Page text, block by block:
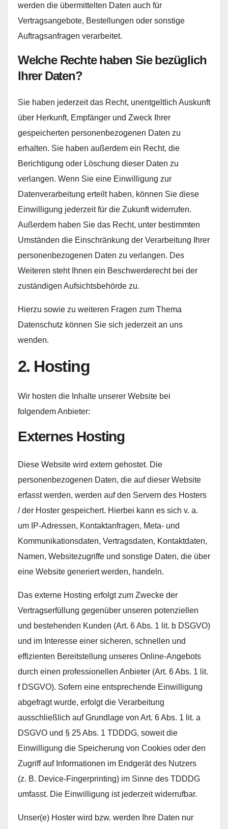
werden die übermittelten Daten auch für
Vertragsangebote, Bestellungen oder sonstige
Auftragsanfragen verarbeitet.
Welche Rechte haben Sie bezüglich
Ihrer Daten?
Sie haben jederzeit das Recht, unentgeltlich Auskunft
über Herkunft, Empfänger und Zweck Ihrer
gespeicherten personenbezogenen Daten zu
erhalten. Sie haben außerdem ein Recht, die
Berichtigung oder Löschung dieser Daten zu
verlangen. Wenn Sie eine Einwilligung zur
Datenverarbeitung erteilt haben, können Sie diese
Einwilligung jederzeit für die Zukunft widerrufen.
Außerdem haben Sie das Recht, unter bestimmten
Umständen die Einschränkung der Verarbeitung Ihrer
personenbezogenen Daten zu verlangen. Des
Weiteren steht Ihnen ein Beschwerderecht bei der
zuständigen Aufsichtsbehörde zu.
Hierzu sowie zu weiteren Fragen zum Thema
Datenschutz können Sie sich jederzeit an uns
wenden.
2. Hosting
Wir hosten die Inhalte unserer Website bei
folgendem Anbieter:
Externes Hosting
Diese Website wird extern gehostet. Die
personenbezogenen Daten, die auf dieser Website
erfasst werden, werden auf den Servern des Hosters
/ der Hoster gespeichert. Hierbei kann es sich v. a.
um IP-Adressen, Kontaktanfragen, Meta- und
Kommunikationsdaten, Vertragsdaten, Kontaktdaten,
Namen, Websitezugriffe und sonstige Daten, die über
eine Website generiert werden, handeln.
Das externe Hosting erfolgt zum Zwecke der
Vertragserfüllung gegenüber unseren potenziellen
und bestehenden Kunden (Art. 6 Abs. 1 lit. b DSGVO)
und im Interesse einer sicheren, schnellen und
effizienten Bereitstellung unseres Online-Angebots
durch einen professionellen Anbieter (Art. 6 Abs. 1 lit.
f DSGVO). Sofern eine entsprechende Einwilligung
abgefragt wurde, erfolgt die Verarbeitung
ausschließlich auf Grundlage von Art. 6 Abs. 1 lit. a
DSGVO und § 25 Abs. 1 TDDDG, soweit die
Einwilligung die Speicherung von Cookies oder den
Zugriff auf Informationen im Endgerät des Nutzers
(z. B. Device-Fingerprinting) im Sinne des TDDDG
umfasst. Die Einwilligung ist jederzeit widerrufbar.
Unser(e) Hoster wird bzw. werden Ihre Daten nur